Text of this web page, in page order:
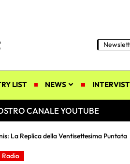
LIST NEWS
CANALE YOUTUBE
La Replica della Ventisettesima Puntata
Radio